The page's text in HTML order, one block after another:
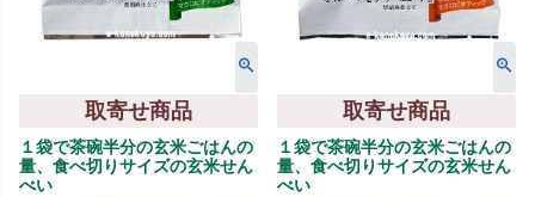
取寄せ商品
１袋で茶碗半分の玄米ごはんの
量、食べ切りサイズの玄米せん
べい
取寄せ商品
１袋で茶碗半分の玄米ごはんの
量、食べ切りサイズの玄米せん
べい